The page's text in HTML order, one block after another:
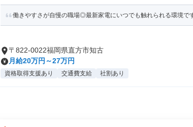
働きやすさが自慢の職場◎最新家電にいつでも触れられる環境で
〒822-0022福岡県直方市知古
月給20万円～27万円
資格取得支援あり 交通費支給 社割あり